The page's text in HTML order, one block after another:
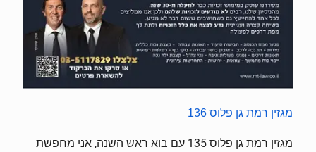
מגזין רמת גן פלוס 136
מגזין רמת גן פלוס 135 עם בוא ראש השנה, אני מחפשת